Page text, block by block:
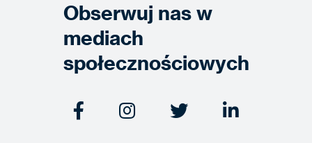
Obserwuj nas w
mediach
społecznościowych
   